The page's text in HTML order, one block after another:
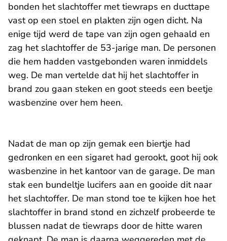
bonden het slachtoffer met tiewraps en ducttape
vast op een stoel en plakten zijn ogen dicht. Na
enige tijd werd de tape van zijn ogen gehaald en
zag het slachtoffer de 53-jarige man. De personen
die hem hadden vastgebonden waren inmiddels
weg. De man vertelde dat hij het slachtoffer in
brand zou gaan steken en goot steeds een beetje
wasbenzine over hem heen.
Nadat de man op zijn gemak een biertje had
gedronken en een sigaret had gerookt, goot hij ook
wasbenzine in het kantoor van de garage. De man
stak een bundeltje lucifers aan en gooide dit naar
het slachtoffer. De man stond toe te kijken hoe het
slachtoffer in brand stond en zichzelf probeerde te
blussen nadat de tiewraps door de hitte waren